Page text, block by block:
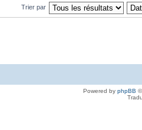
Trier par
Powered by phpBB